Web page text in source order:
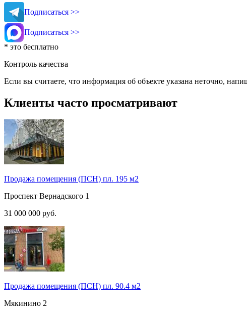
Подписаться >>
Подписаться >>
* это бесплатно
Контроль качества
Если вы считаете, что информация об объекте указана неточно,
Клиенты часто просматривают
Продажа помещения (ПСН) пл. 195 м2
Проспект Вернадского 1
31 000 000 руб.
Продажа помещения (ПСН) пл. 90.4 м2
Мякинино 2